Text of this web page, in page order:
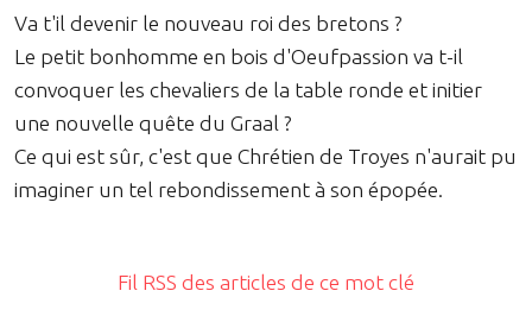
Va t'il devenir le nouveau roi des bretons ?
Le petit bonhomme en bois d'Oeufpassion va t-il
convoquer les chevaliers de la table ronde et initier
une nouvelle quête du Graal ?
Ce qui est sûr, c'est que Chrétien de Troyes n'aurait pu
imaginer un tel rebondissement à son épopée.
Fil RSS des articles de ce mot clé